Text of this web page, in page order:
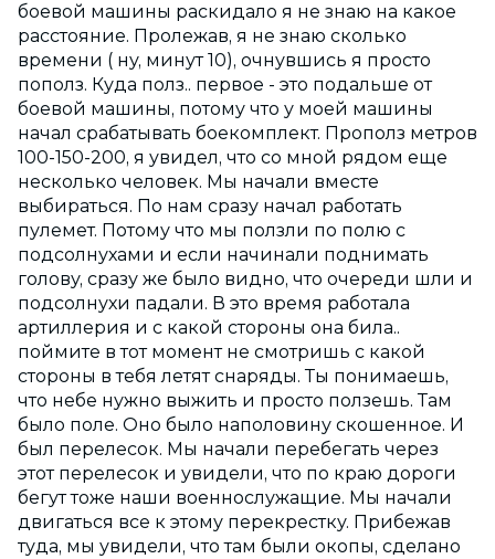
боевой машины раскидало я не знаю на какое
расстояние. Пролежав, я не знаю сколько
времени ( ну, минут 10), очнувшись я просто
пополз. Куда полз.. первое - это подальше от
боевой машины, потому что у моей машины
начал срабатывать боекомплект. Прополз метров
100-150-200, я увидел, что со мной рядом еще
несколько человек. Мы начали вместе
выбираться. По нам сразу начал работать
пулемет. Потому что мы ползли по полю с
подсолнухами и если начинали поднимать
голову, сразу же было видно, что очереди шли и
подсолнухи падали. В это время работала
артиллерия и с какой стороны она била..
поймите в тот момент не смотришь с какой
стороны в тебя летят снаряды. Ты понимаешь,
что небе нужно выжить и просто ползешь. Там
было поле. Оно было наполовину скошенное. И
был перелесок. Мы начали перебегать через
этот перелесок и увидели, что по краю дороги
бегут тоже наши военнослужащие. Мы начали
двигаться все к этому перекрестку. Прибежав
туда, мы увидели, что там были окопы, сделано